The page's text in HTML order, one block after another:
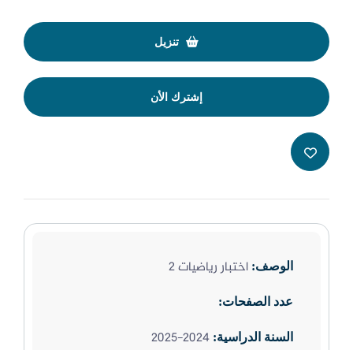
تنزيل
إشترك الأن
الوصف: اختبار رياضيات 2
عدد الصفحات:
السنة الدراسية: 2024-2025